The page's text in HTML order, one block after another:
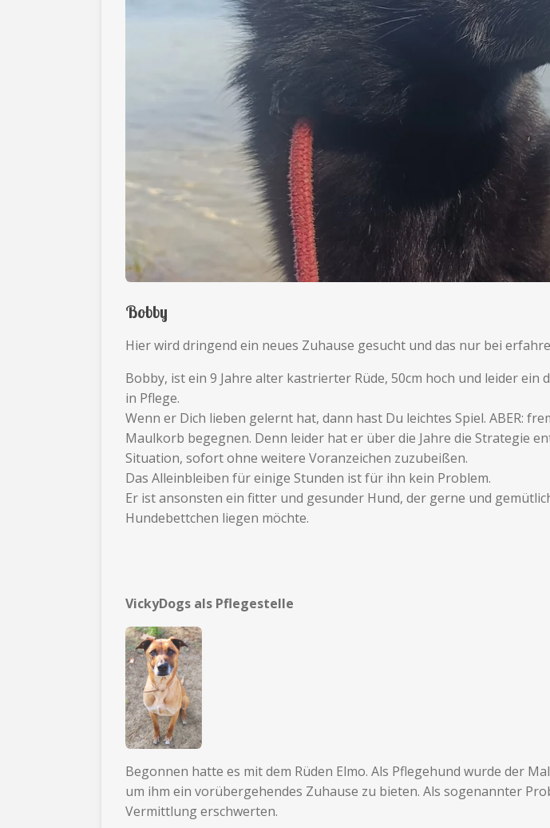
Bobby
Hier wird dringend ein neues Zuhause gesucht und das nur bei
Bobby, ist ein 9 Jahre alter kastrierter Rüde, 50cm hoch und leider
in Pflege.
Wenn er Dich lieben gelernt hat, dann hast Du leichtes Spiel. ABER:
Maulkorb begegnen. Denn leider hat er über die Jahre die Strategie
Situation, sofort ohne weitere Voranzeichen zuzubeißen.
Das Alleinbleiben für einige Stunden ist für ihn kein Problem.
Er ist ansonsten ein fitter und gesunder Hund, der gerne und
Hundebettchen liegen möchte.
VickyDogs als Pflegestelle
Begonnen hatte es mit dem Rüden Elmo. Als Pflegehund wurde der
um ihm ein vorübergehendes Zuhause zu bieten. Als sogenannter
Vermittlung erschwerten.